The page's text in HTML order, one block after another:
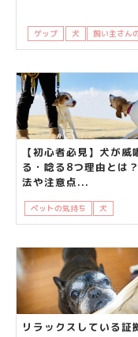
ゲップ 犬 飼い主さん
【初心者必見】犬が威
る・唸る8つ理由とは
法や注意点...
ペットの気持ち 犬
リラックスしている証